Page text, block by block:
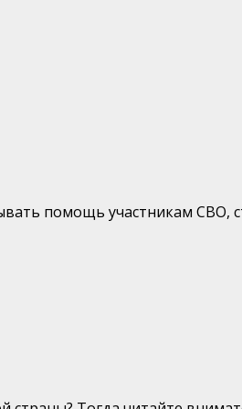
помощь участникам СВО,